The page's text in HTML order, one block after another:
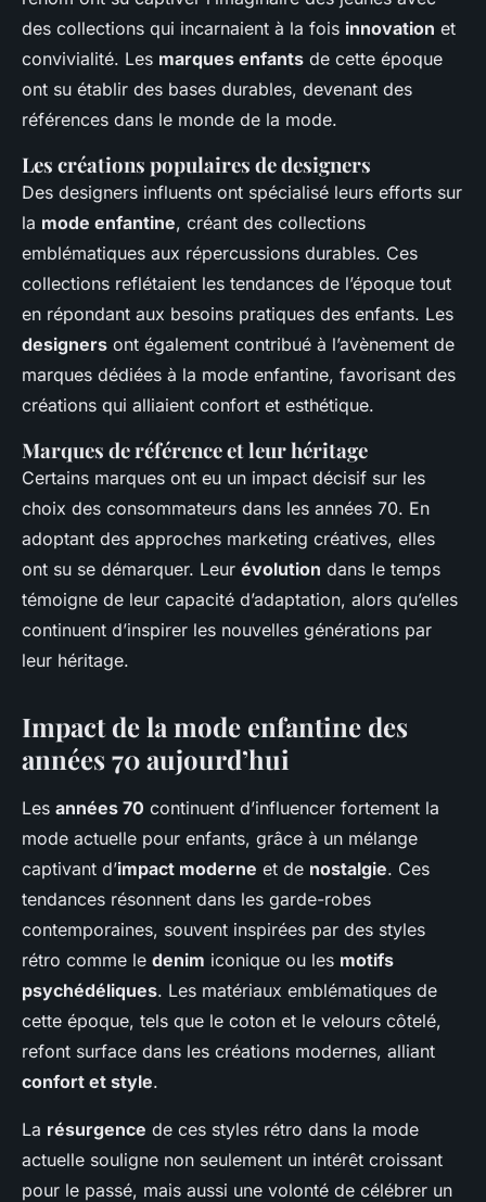
des collections qui incarnaient à la fois innovation et
convivialité. Les marques enfants de cette époque
ont su établir des bases durables, devenant des
références dans le monde de la mode.
Les créations populaires de designers
Des designers influents ont spécialisé leurs efforts sur
la mode enfantine, créant des collections
emblématiques aux répercussions durables. Ces
collections reflétaient les tendances de l’époque tout
en répondant aux besoins pratiques des enfants. Les
designers ont également contribué à l’avènement de
marques dédiées à la mode enfantine, favorisant des
créations qui alliaient confort et esthétique.
Marques de référence et leur héritage
Certains marques ont eu un impact décisif sur les
choix des consommateurs dans les années 70. En
adoptant des approches marketing créatives, elles
ont su se démarquer. Leur évolution dans le temps
témoigne de leur capacité d’adaptation, alors qu’elles
continuent d’inspirer les nouvelles générations par
leur héritage.
Impact de la mode enfantine des
années 70 aujourd’hui
Les années 70 continuent d’influencer fortement la
mode actuelle pour enfants, grâce à un mélange
captivant d’impact moderne et de nostalgie. Ces
tendances résonnent dans les garde-robes
contemporaines, souvent inspirées par des styles
rétro comme le denim iconique ou les motifs
psychédéliques. Les matériaux emblématiques de
cette époque, tels que le coton et le velours côtelé,
refont surface dans les créations modernes, alliant
confort et style.
La résurgence de ces styles rétro dans la mode
actuelle souligne non seulement un intérêt croissant
pour le passé, mais aussi une volonté de célébrer un